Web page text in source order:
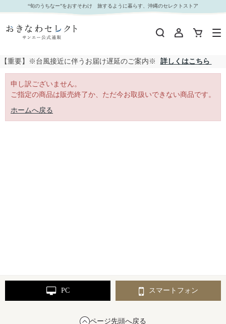
｜おきなわセレクト サンエー公式通販
“旬のうちなー”をおすそわけ 旅するように暮らす、沖縄のセレクトストア
【重要】※台風接近に伴うお届け遅延のご案内※ 詳しくはこちら
申し訳ございません。
ご指定の商品は販売終了か、ただ今お取扱いできない商品です。
ホームへ戻る
PC スマートフォン
ページ先頭へ戻る